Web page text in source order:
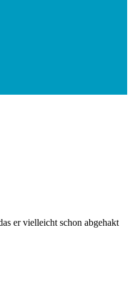
er vielleicht schon abgehakt